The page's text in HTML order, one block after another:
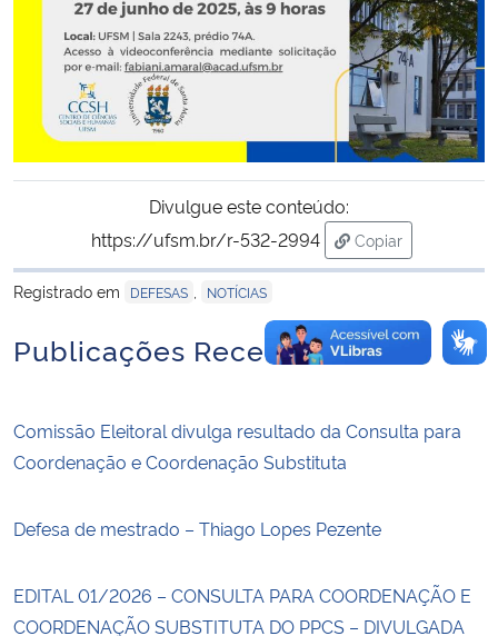
Banco Central do Brasil
Divulgue este conteúdo:
https://ufsm.br/r-532-2994
Copiar
para área de
Registrado em
DEFESAS NOTÍCIAS
Publicações Recentes
Comissão Eleitoral divulga resultado da Consulta para
Coordenação e Coordenação Substituta
Defesa de mestrado – Thiago Lopes Pezente
EDITAL 01/2026 – CONSULTA PARA COORDENAÇÃO E
COORDENAÇÃO SUBSTITUTA DO PPCS – DIVULGADA